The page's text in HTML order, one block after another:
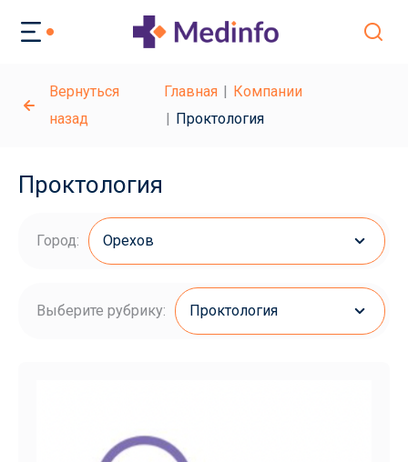
Вернуться
назад
Главная
Компании
Проктология
Проктология
Город: Орехов
Выберите рубрику: Проктология